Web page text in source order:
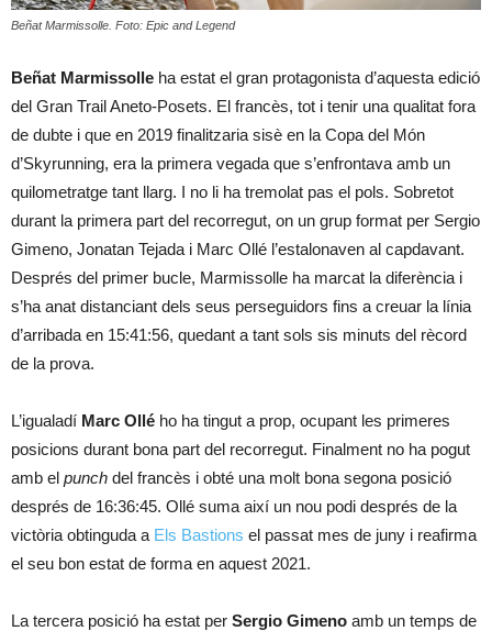
Beñat Marmissolle. Foto: Epic and Legend
Beñat Marmissolle ha estat el gran protagonista d’aquesta edició
del Gran Trail Aneto-Posets. El francès, tot i tenir una qualitat fora
de dubte i que en 2019 finalitzaria sisè en la Copa del Món
d’Skyrunning, era la primera vegada que s’enfrontava amb un
quilometratge tant llarg. I no li ha tremolat pas el pols. Sobretot
durant la primera part del recorregut, on un grup format per Sergio
Gimeno, Jonatan Tejada i Marc Ollé l’estalonaven al capdavant.
Després del primer bucle, Marmissolle ha marcat la diferència i
s’ha anat distanciant dels seus perseguidors fins a creuar la línia
d’arribada en 15:41:56, quedant a tant sols sis minuts del rècord
de la prova.
L’igualadí Marc Ollé ho ha tingut a prop, ocupant les primeres
posicions durant bona part del recorregut. Finalment no ha pogut
amb el punch del francès i obté una molt bona segona posició
després de 16:36:45. Ollé suma així un nou podi després de la
victòria obtinguda a Els Bastions el passat mes de juny i reafirma
el seu bon estat de forma en aquest 2021.
La tercera posició ha estat per Sergio Gimeno amb un temps de